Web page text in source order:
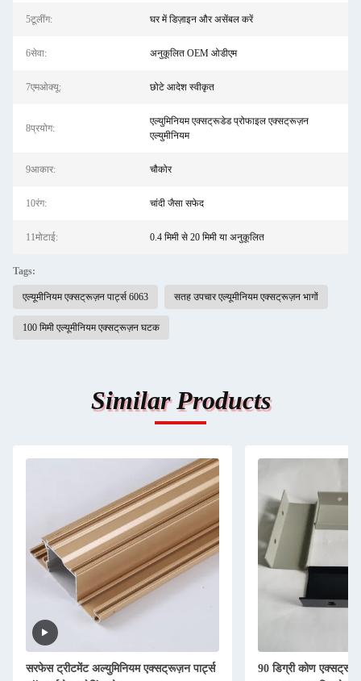
5टूलींग: घर में डिज़ाइन और असेंबल करें
6सेवा: अनुकूलित OEM ओडीएम
7एमओक्यू: छोटे आदेश स्वीकृत
8प्रयोग:
एल्युमिनियम एक्सट्रूडेड प्रोफाइल एक्सट्रूज़न
एल्युमीनियम
9आकार: चौकोर
10रंग: चांदी जैसा सफेद
11मोटाई: 0.4 मिमी से 20 मिमी या अनुकूलित
Tags:
एल्यूमीनियम एक्सट्रूज़न पार्ट्स 6063 सतह उपचार एल्यूमीनियम एक्सट्रूज़न भागों
100 मिमी एल्यूमीनियम एक्सट्रूज़न घटक
Similar Products
सरफेस ट्रीटमेंट अल्युमिनियम एक्सट्रूज़न पार्ट्स
90 डिग्री कोण